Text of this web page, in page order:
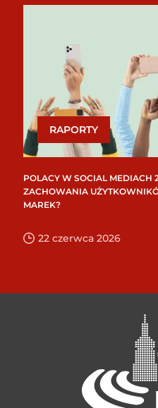
RAPORTY
POLACY W SOCIAL MEDIACH
ZACHOWANIA
MAREK?
22 czerwca 2026